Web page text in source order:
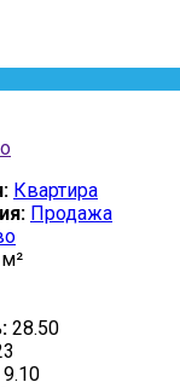
Квартира
Продажа
28.50
9.10